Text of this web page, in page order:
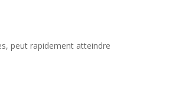
peut rapidement atteindre